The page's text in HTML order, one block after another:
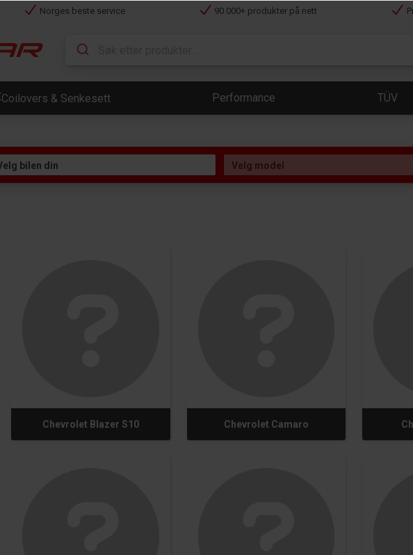
Norges beste service 90 000+ produkter på nett
Coilovers & Senkesett Performance TÜV
Chevrolet Blazer S10 Chevrolet Camaro